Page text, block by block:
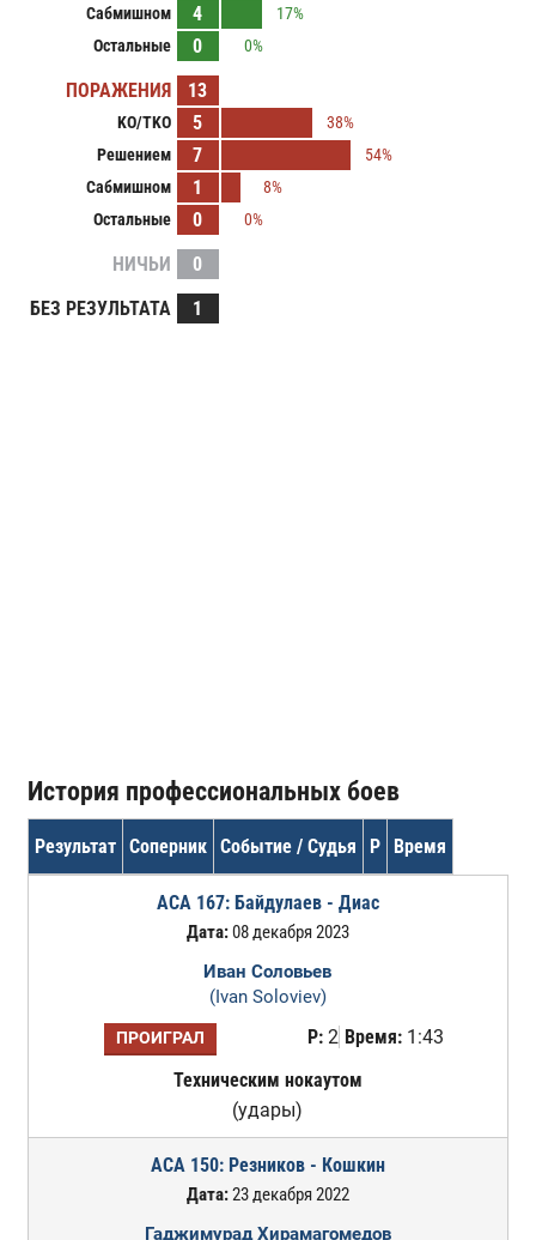
Сабмишном
4
17%
Остальные
0 0%
ПОРАЖЕНИЯ 13
KO/TKO 5
38%
Решением
7
54%
Сабмишном
1
8%
Остальные
0 0%
НИЧЬИ
0
БЕЗ РЕЗУЛЬТАТА
1
История профессиональных боев
Результат Соперник Событие / Судья Р Время
ACA 167: Байдулаев - Диас
Дата:08 декабря 2023
Иван Соловьев
(Ivan Soloviev)
ПРОИГРАЛ Р:2 Время:1:43
Техническим нокаутом
(удары)
ACA 150: Резников - Кошкин
Дата:23 декабря 2022
Гаджимурад Хирамагомедов